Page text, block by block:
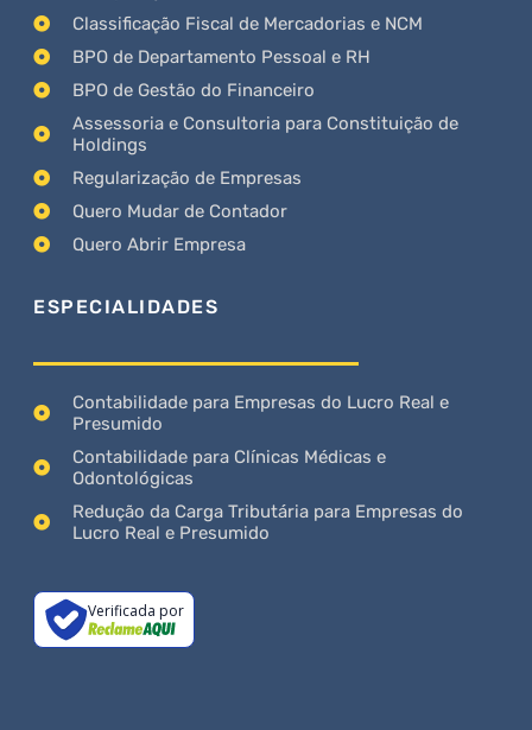
Classificação Fiscal de Mercadorias e NCM
BPO de Departamento Pessoal e RH
BPO de Gestão do Financeiro
Assessoria e Consultoria para Constituição de
Holdings
Regularização de Empresas
Quero Mudar de Contador
Quero Abrir Empresa
ESPECIALIDADES
Contabilidade para Empresas do Lucro Real e
Presumido
Contabilidade para Clínicas Médicas e
Odontológicas
Redução da Carga Tributária para Empresas do
Lucro Real e Presumido
Verificada por